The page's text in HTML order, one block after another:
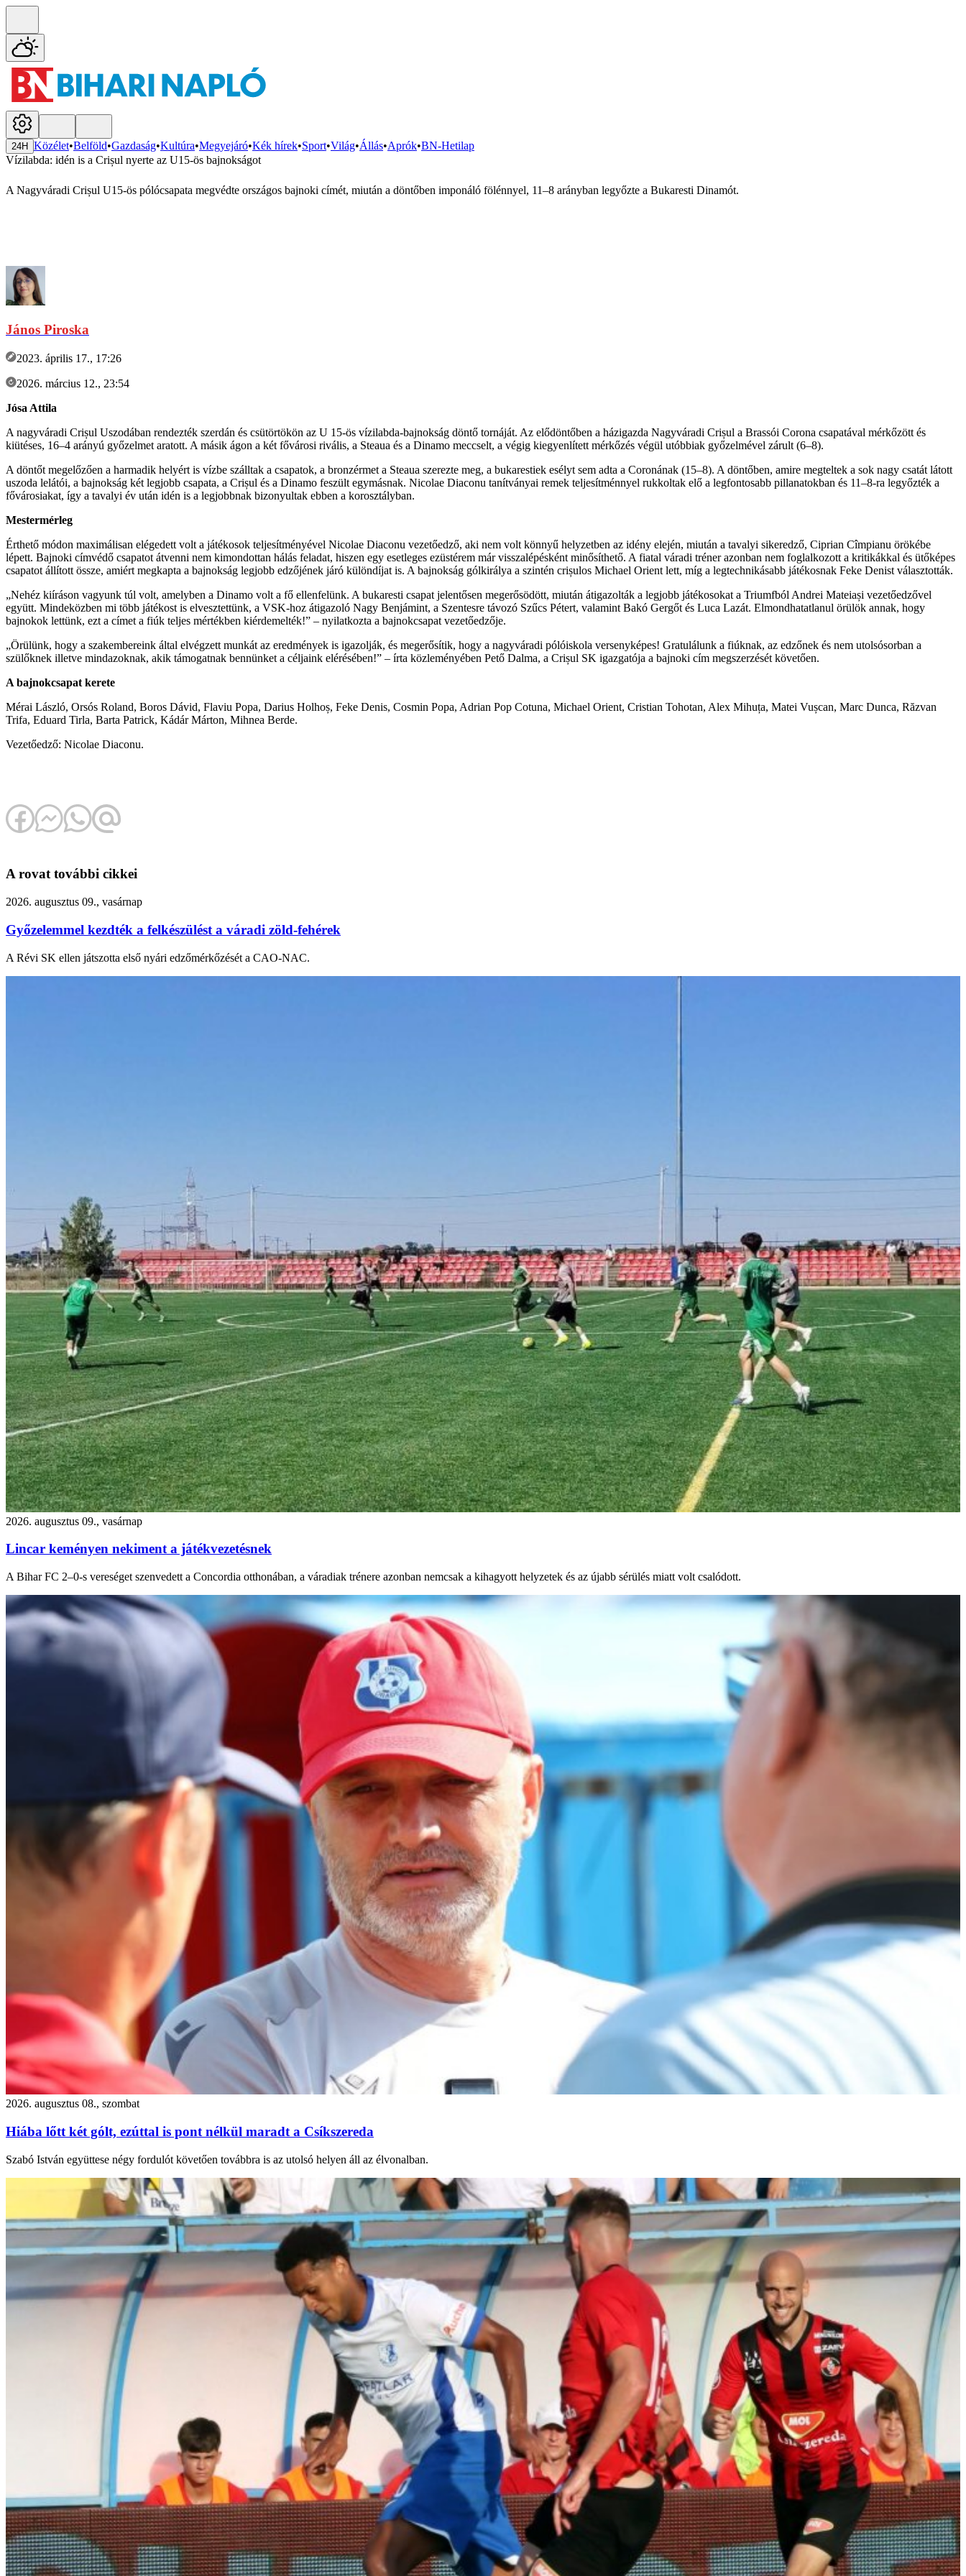
24H Közélet•Belföld•Gazdaság•Kultúra•Megyejáró•Kék hírek•Sport•Világ•Állás•Aprók•BN-Hetilap
Vízilabda: idén is a Crișul nyerte az U15-ös bajnokságot
A Nagyváradi Crișul U15-ös pólócsapata megvédte országos bajnoki címét, miután a döntőben imponáló fölénnyel, 11–8 arányban legyőzte a Bukaresti Dinamót.
János Piroska
2023. április 17., 17:26
2026. március 12., 23:54
Jósa Attila
A nagyváradi Crișul Uszodában rendezték szerdán és csütörtökön az U 15-ös vízilabda-bajnokság döntő tornáját. Az elődöntőben a házigazda Nagyváradi Crișul a Brassói Corona csapatával mérkőzött és
kiütéses, 16–4 arányú győzelmet aratott. A másik ágon a két fővárosi rivális, a Steaua és a Dinamo meccselt, a végig kiegyenlített mérkőzés végül utóbbiak győzelmével zárult (6–8).
A döntőt megelőzően a harmadik helyért is vízbe szálltak a csapatok, a bronzérmet a Steaua szerezte meg, a bukarestiek esélyt sem adta a Coronának (15–8). A döntőben, amire megteltek a sok nagy csatát látott
uszoda lelátói, a bajnokság két legjobb csapata, a Crișul és a Dinamo feszült egymásnak. Nicolae Diaconu tanítványai remek teljesítménnyel rukkoltak elő a legfontosabb pillanatokban és 11–8-ra legyőzték a
fővárosiakat, így a tavalyi év után idén is a legjobbnak bizonyultak ebben a korosztályban.
Mestermérleg
Érthető módon maximálisan elégedett volt a játékosok teljesítményével Nicolae Diaconu vezetőedző, aki nem volt könnyű helyzetben az idény elején, miután a tavalyi sikeredző, Ciprian Cîmpianu örökébe
lépett. Bajnoki címvédő csapatot átvenni nem kimondottan hálás feladat, hiszen egy esetleges ezüstérem már visszalépésként minősíthető. A fiatal váradi tréner azonban nem foglalkozott a kritikákkal és ütőképes
csapatot állított össze, amiért megkapta a bajnokság legjobb edzőjének járó különdíjat is. A bajnokság gólkirálya a szintén crișulos Michael Orient lett, míg a legtechnikásabb játékosnak Feke Denist választották.
„Nehéz kiíráson vagyunk túl volt, amelyben a Dinamo volt a fő ellenfelünk. A bukaresti csapat jelentősen megerősödött, miután átigazolták a legjobb játékosokat a Triumfból Andrei Mateiași vezetőedzővel
együtt. Mindeközben mi több játékost is elvesztettünk, a VSK-hoz átigazoló Nagy Benjámint, a Szentesre távozó Szűcs Pétert, valamint Bakó Gergőt és Luca Lazát. Elmondhatatlanul örülök annak, hogy
bajnokok lettünk, ezt a címet a fiúk teljes mértékben kiérdemelték!” – nyilatkozta a bajnokcsapat vezetőedzője.
„Örülünk, hogy a szakembereink által elvégzett munkát az eredmények is igazolják, és megerősítik, hogy a nagyváradi pólóiskola versenyképes! Gratulálunk a fiúknak, az edzőnek és nem utolsósorban a
szülőknek illetve mindazoknak, akik támogatnak bennünket a céljaink elérésében!” – írta közleményében Pető Dalma, a Crișul SK igazgatója a bajnoki cím megszerzését követően.
A bajnokcsapat kerete
Mérai László, Orsós Roland, Boros Dávid, Flaviu Popa, Darius Holhoș, Feke Denis, Cosmin Popa, Adrian Pop Cotuna, Michael Orient, Cristian Tohotan, Alex Mihuța, Matei Vușcan, Marc Dunca, Răzvan
Trifa, Eduard Tirla, Barta Patrick, Kádár Márton, Mihnea Berde.
Vezetőedző: Nicolae Diaconu.
A rovat további cikkei
2026. augusztus 09., vasárnap
Győzelemmel kezdték a felkészülést a váradi zöld-fehérek
A Révi SK ellen játszotta első nyári edzőmérkőzését a CAO-NAC.
2026. augusztus 09., vasárnap
Lincar keményen nekiment a játékvezetésnek
A Bihar FC 2–0-s vereséget szenvedett a Concordia otthonában, a váradiak trénere azonban nemcsak a kihagyott helyzetek és az újabb sérülés miatt volt csalódott.
2026. augusztus 08., szombat
Hiába lőtt két gólt, ezúttal is pont nélkül maradt a Csíkszereda
Szabó István együttese négy fordulót követően továbbra is az utolsó helyen áll az élvonalban.